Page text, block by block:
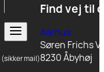
(sikker mail)
Find vej til
Aarhus
Søren Frichs
8230 Åbyhøj